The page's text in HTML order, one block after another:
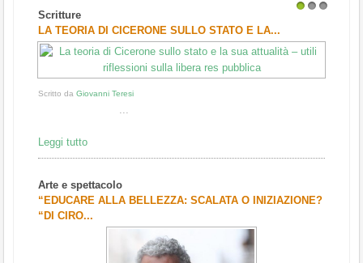
Scritture
LA TEORIA DI CICERONE SULLO STATO E LA...
Scritto da Giovanni Teresi
...
Leggi tutto
Arte e spettacolo
“EDUCARE ALLA BELLEZZA: SCALATA O INIZIAZIONE?
“DI CIRO...